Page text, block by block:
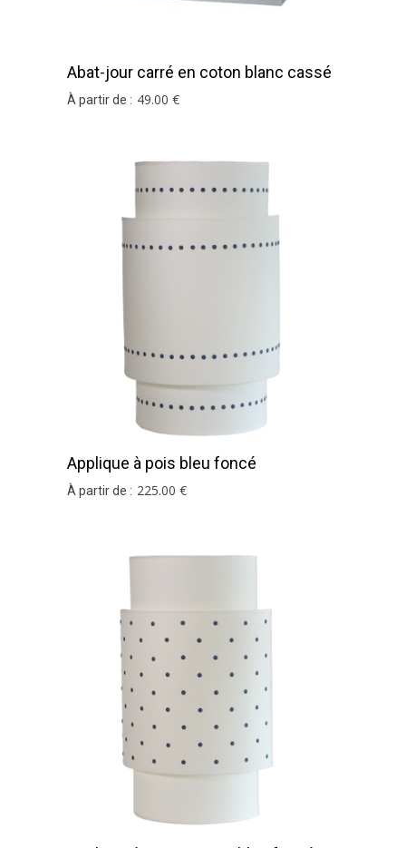
Abat-jour carré en coton blanc cassé
À partir de : 49.00 €
Applique à pois bleu foncé
À partir de : 225.00 €